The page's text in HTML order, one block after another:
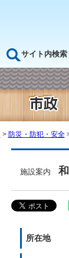
サイト内検索
> 防災・防犯・安全
施設案内
所在地